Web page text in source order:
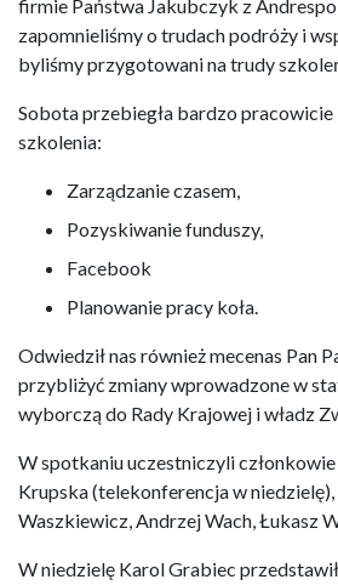
firmie Państwa Jakubczyk z
zapomnieliśmy o trudach podróży i
byliśmy przygotowani na trudy
Sobota przebiegła bardzo
szkolenia:
Zarządzanie czasem,
Pozyskiwanie funduszy,
Facebook
Planowanie pracy koła.
Odwiedził nas również mecenas Pan
przybliżyć zmiany wprowadzone w
wyborczą do Rady Krajowej i władz
W spotkaniu uczestniczyli członkowie
Krupska (telekonferencja w niedzielę),
Waszkiewicz, Andrzej Wach, Łukasz
W niedzielę Karol Grabiec